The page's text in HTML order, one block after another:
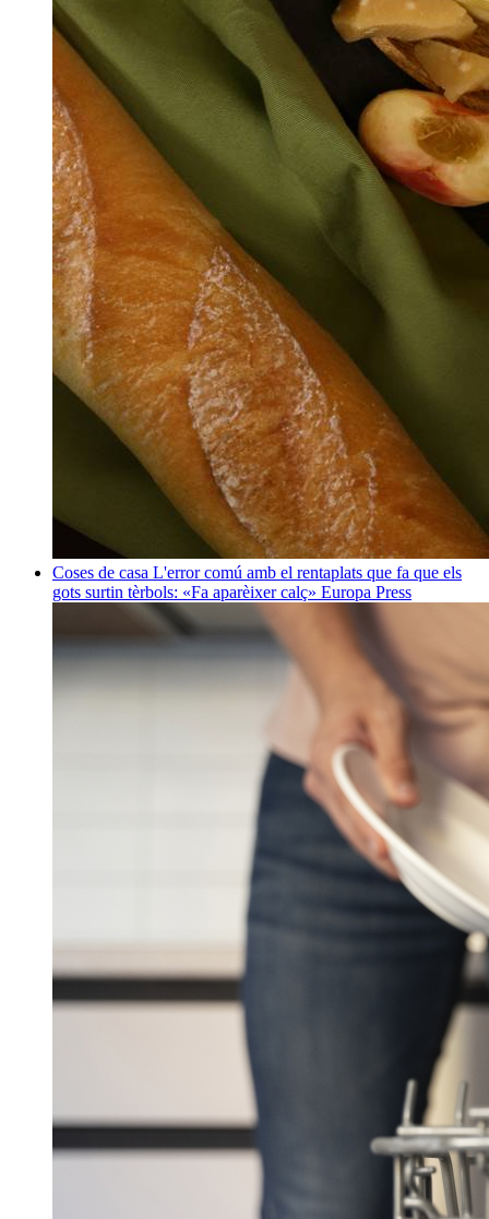
Coses de casa L'error comú amb el rentaplats que fa que els
gots surtin tèrbols: «Fa aparèixer calç» Europa Press